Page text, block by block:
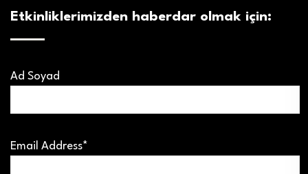
Etkinliklerimizden haberdar olmak için:
Ad Soyad
Email Address*